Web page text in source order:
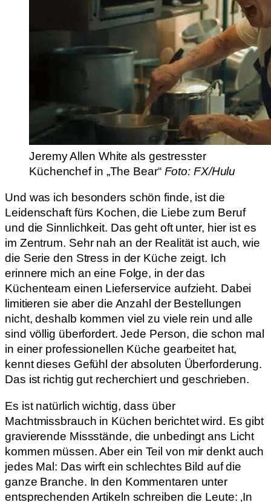
Jeremy Allen White als gestresster
Küchenchef in „The Bear“ Foto: FX/Hulu
Und was ich besonders schön finde, ist die
Leidenschaft fürs Kochen, die Liebe zum Beruf
und die Sinnlichkeit. Das geht oft unter, hier ist es
im Zentrum. Sehr nah an der Realität ist auch, wie
die Serie den Stress in der Küche zeigt. Ich
erinnere mich an eine Folge, in der das
Küchenteam einen Lieferservice aufzieht. Dabei
limitieren sie aber die Anzahl der Bestellungen
nicht, deshalb kommen viel zu viele rein und alle
sind völlig überfordert. Jede Person, die schon mal
in einer professionellen Küche gearbeitet hat,
kennt dieses Gefühl der absoluten Überforderung.
Das ist richtig gut recherchiert und geschrieben.
Es ist natürlich wichtig, dass über
Machtmissbrauch in Küchen berichtet wird. Es gibt
gravierende Missstände, die unbedingt ans Licht
kommen müssen. Aber ein Teil von mir denkt auch
jedes Mal: Das wirft ein schlechtes Bild auf die
ganze Branche. In den Kommentaren unter
entsprechenden Artikeln schreiben die Leute: ‚In